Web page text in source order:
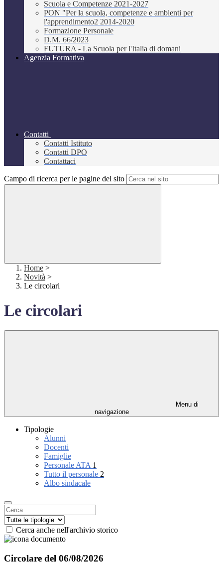
Scuola e Competenze 2021-2027
PON "Per la scuola, competenze e ambienti per
l'apprendimento2 2014-2020
Formazione Personale
D.M. 66/2023
FUTURA - La Scuola per l'Italia di domani
Agenzia Formativa
Contatti
Contatti Istituto
Contatti DPO
Contattaci
Campo di ricerca per le pagine del sito
Home >
Novità >
Le circolari
Le circolari
Menu di
navigazione
Tipologie
Alunni
Docenti
Famiglie
Personale ATA 1
Tutto il personale 2
Albo sindacale
Cerca anche nell'archivio storico
Circolare del 06/08/2026